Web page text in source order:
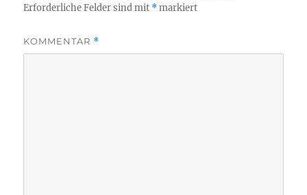
Erforderliche Felder sind mit *markiert
KOMMENTAR *